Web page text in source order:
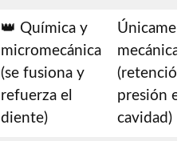
👑 Química y
micromecánica
(se fusiona y
refuerza el
diente)
mecánica
(retención
presión en
cavidad)